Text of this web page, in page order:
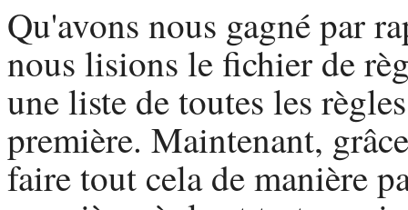
Qu'avons nous gagné par
nous lisions le fichier de
une liste de toutes les
première. Maintenant,
faire tout cela de manière